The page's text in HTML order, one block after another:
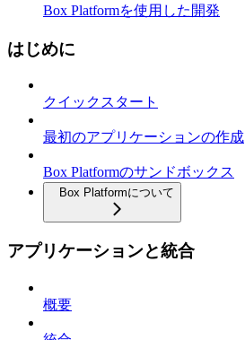
Box Platformを使用した開発
はじめに
クイックスタート
最初のアプリケーションの作成
Box Platformのサンドボックス
Box Platformについて
アプリケーションと統合
概要